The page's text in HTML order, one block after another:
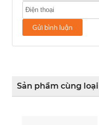
Gửi bình luận
Sản phẩm cùng loại